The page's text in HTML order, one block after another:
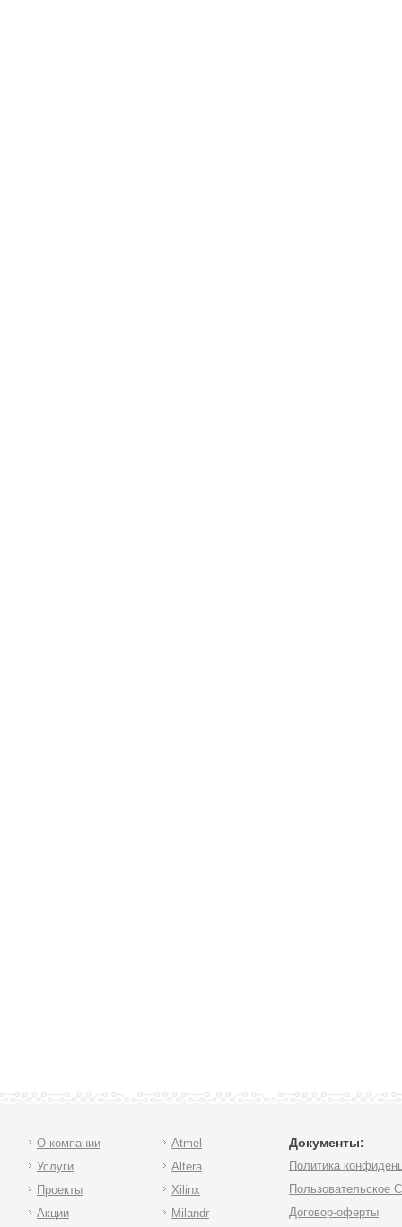
О компании
Услуги
Проекты
Акции
Atmel
Altera
Xilinx
Milandr
Документы:
Политика
Пользовательское
Договор-оферты